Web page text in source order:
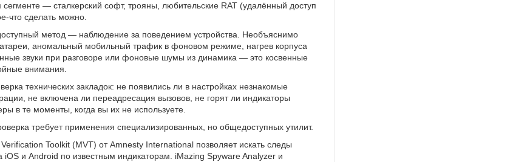
— сталкерский софт, трояны, любительские RAT (удалённый доступ
что сделать можно.
метод — наблюдение за поведением устройства. Необъяснимо
аномальный мобильный трафик в фоновом режиме, нагрев корпуса
звуки при разговоре или фоновые шумы из динамика — это косвенные
внимания.
технических закладок: не появились ли в настройках незнакомые
не включена ли переадресация вызовов, не горят ли индикаторы
в те моменты, когда вы их не используете.
требует применения специализированных, но общедоступных утилит.
Toolkit (MVT) от Amnesty International позволяет искать следы
iOS и Android по известным индикаторам. iMazing Spyware Analyzer и